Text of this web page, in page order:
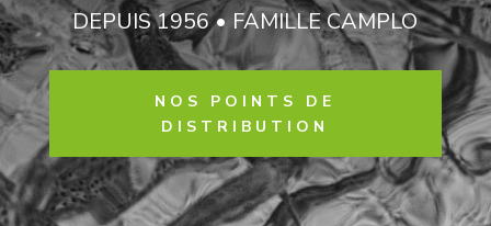
DEPUIS 1956 • FAMILLE CAMPLO
NOS POINTS DE
DISTRIBUTION